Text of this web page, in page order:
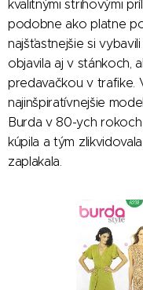
kvalitnými strihovými
podobne ako platne
najšťastnejšie si
objavila aj v stánkoch,
predavačkou v trafike.
najinšpiratívnejšie
Burda v 80-ych
kúpila a tým
zaplakala.